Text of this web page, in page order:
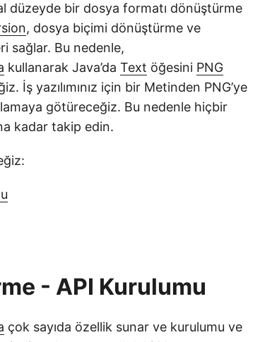
düzeyde bir dosya formatı dönüştürme
, dosya biçimi dönüştürme ve
sağlar. Bu nedenle,
kullanarak Java’da Text öğesini PNG
İş yazılımınız için bir Metinden PNG’ye
götüreceğiz. Bu nedenle hiçbir
kadar takip edin.
- API Kurulumu
çok sayıda özellik sunar ve kurulumu ve